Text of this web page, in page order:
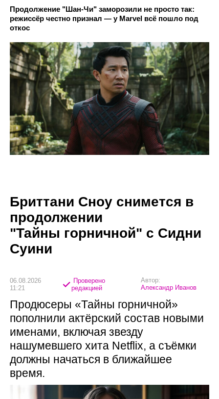
Продолжение "Шан-Чи" заморозили не просто так:
режиссёр честно признал — у Marvel всё пошло под
откос
Бриттани Сноу снимется в
продолжении
"Тайны горничной" с Сидни
Суини
06.08.2026
11:21
Проверено
редакцией
Автор:
Александр Иванов
Продюсеры «Тайны горничной»
пополнили актёрский состав новыми
именами, включая звезду
нашумевшего хита Netflix, а съёмки
должны начаться в ближайшее
время.